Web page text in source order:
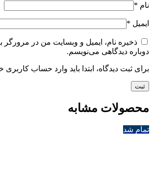
نام *
ایمیل *
ذخیره نام، ایمیل و وبسایت من در مرورگر
دوباره دیدگاهی می‌نویسم.
برای ثبت دیدگاه، ابتدا باید وارد حساب کاربری
محصولات مشابه
تمام شد